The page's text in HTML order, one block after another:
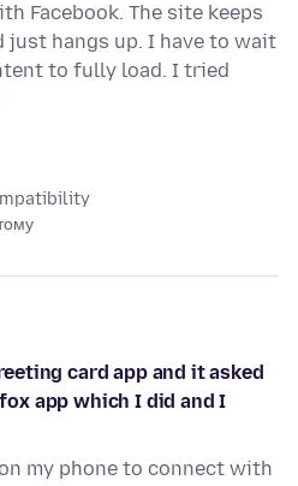
Facebook. The site keeps
just hangs up. I have to wait
to fully load. I tried
card app and it asked
app which I did and I
my phone to connect with